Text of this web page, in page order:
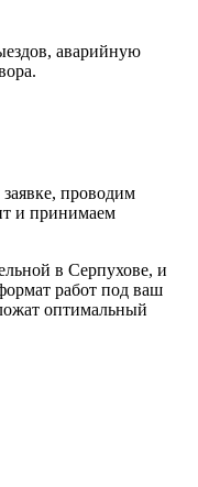
аварийную
проводим
и принимаем
в Серпухове, и
работ под ваш
оптимальный